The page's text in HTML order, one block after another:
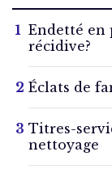
Endetté en
récidive?
Éclats de
Titres-
nettoyage